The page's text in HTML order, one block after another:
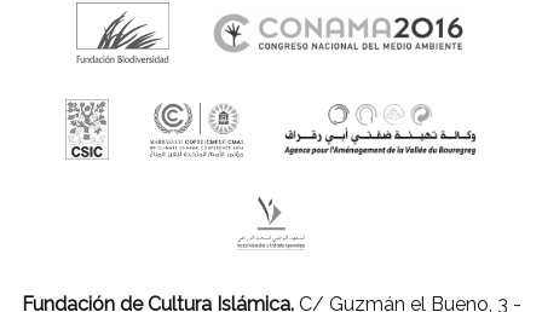
Fundación de Cultura Islámica.C/ Guzmán el Bueno, 3 -